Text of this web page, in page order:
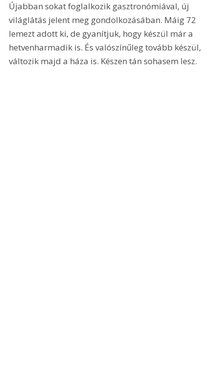
Újabban sokat foglalkozik gasztronómiával, új
világlátás jelent meg gondolkozásában. Máig 72
lemezt adott ki, de gyanítjuk, hogy készül már a
hetvenharmadik is. És valószínűleg tovább készül,
változik majd a háza is. Készen tán sohasem lesz.